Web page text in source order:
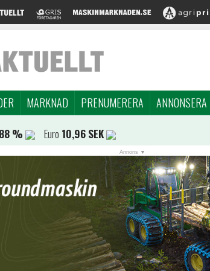
MARKNAD PRENUMERERA ANNONSERA
% Euro 10,96 SEK